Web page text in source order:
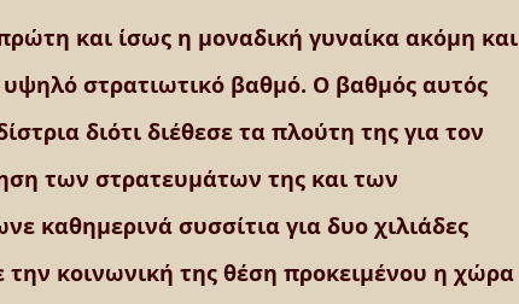
και ίσως η μοναδική γυναίκα ακόμη και
στρατιωτικό βαθμό. Ο βαθμός αυτός
διότι διέθεσε τα πλούτη της για τον
των στρατευμάτων της και των
καθημερινά συσσίτια για δυο χιλιάδες
κοινωνική της θέση προκειμένου η χώρα